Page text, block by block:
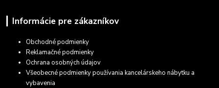
Informácie pre zákazníkov
Obchodné podmienky
Reklamačné podmienky
Ochrana osobných údajov
Všeobecné podmienky používania kancelárskeho nábytku a
vybavenia